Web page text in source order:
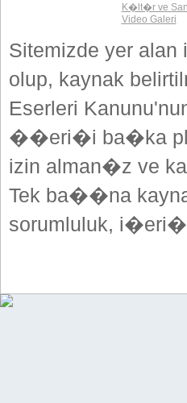
K�lt�r ve
Video Galeri
Sitemizde yer
olup, kaynak
Eserleri
��eri�i ba�ka
izin alman�z ve
Tek ba��na
sorumluluk,